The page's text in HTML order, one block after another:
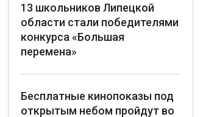
13 школьников Липецкой
области стали победителями
конкурса «Большая
перемена»
Бесплатные кинопоказы под
открытым небом пройдут во